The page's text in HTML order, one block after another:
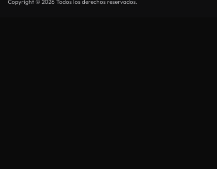
Copyright © 2026 Todos los derechos reservados.